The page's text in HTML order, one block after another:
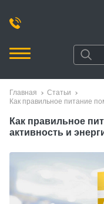
Главная
Статьи
Как правильное питание
Как правильное
активность и